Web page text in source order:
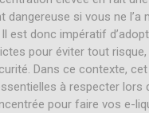
dangereuse si vous ne l’a
est donc impératif
pour éviter tout
Dans ce contexte,
à respecter lors
pour faire vos e-